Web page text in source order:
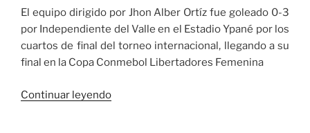
El equipo dirigido por Jhon Alber Ortíz fue goleado 0-3
por Independiente del Valle en el Estadio Ypané por los
cuartos de final del torneo internacional, llegando a su
final en la Copa Conmebol Libertadores Femenina
Continuar leyendo«Deportivo